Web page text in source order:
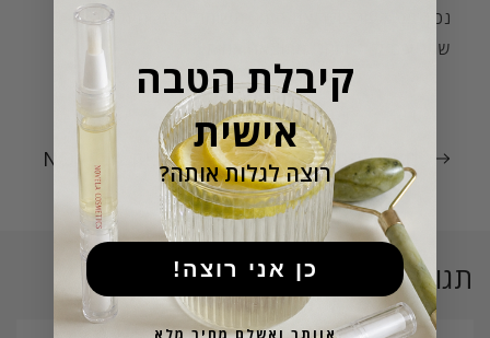
נכון. תני לעור שלך את הזמן, תשומת הלב והעדינות
שמגיעים לו – ותהני מתוצאה אמיתית.
חזור להמדריך לעור מושלם מבית NOVELA
תגובה 1
קיבלת הטבה
אישית
?רוצה לגלות אותה
!כן אני רוצה
אוותר ואשלם מחיר מלא